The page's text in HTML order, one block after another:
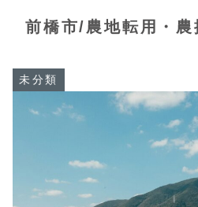
前橋市/農地転用・
未分類